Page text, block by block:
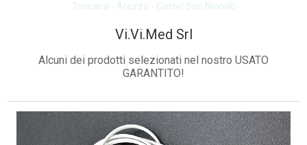
Toscana - Arezzo - Castel San Niccolò
Vi.Vi.Med Srl
Alcuni dei prodotti selezionati nel nostro USATO
GARANTITO!